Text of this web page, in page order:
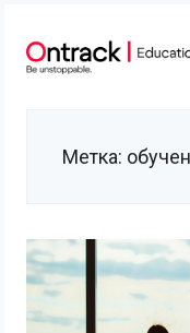
content
Метка: